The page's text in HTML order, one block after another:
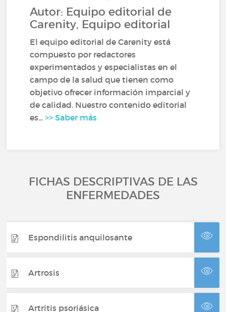
Autor: Equipo editorial de
Carenity, Equipo editorial
El equipo editorial de Carenity está
compuesto por redactores
experimentados y especialistas en el
campo de la salud que tienen como
objetivo ofrecer información imparcial y
de calidad. Nuestro contenido editorial
es...>> Saber más
FICHAS DESCRIPTIVAS DE LAS
ENFERMEDADES
Espondilitis anquilosante
Artrosis
Artritis psoriásica